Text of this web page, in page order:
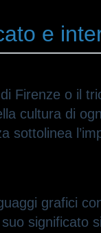
e
Firenze o il
cultura di
sottolinea
grafici
significato